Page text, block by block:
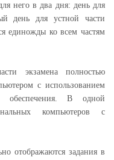
него в два дня: день для
день для устной части
единожды ко всем частям
экзамена полностью
с использованием
обеспечения. В одной
компьютеров с
отображаются задания в